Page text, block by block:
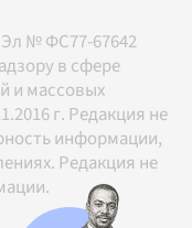
№ ФС77-67642
в сфере
и массовых
г. Редакция не
информации,
Редакция не